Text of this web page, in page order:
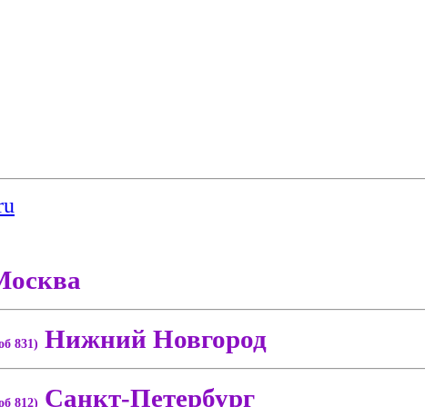
831) Нижний Новгород
812) Санкт-Петербург